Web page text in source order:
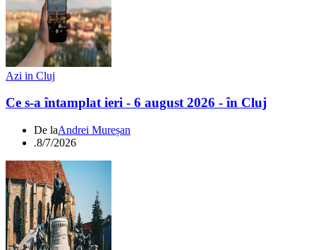
Azi in Cluj
Ce s-a întamplat ieri - 6 august 2026 - în Cluj
De laAndrei Mureșan
.8/7/2026